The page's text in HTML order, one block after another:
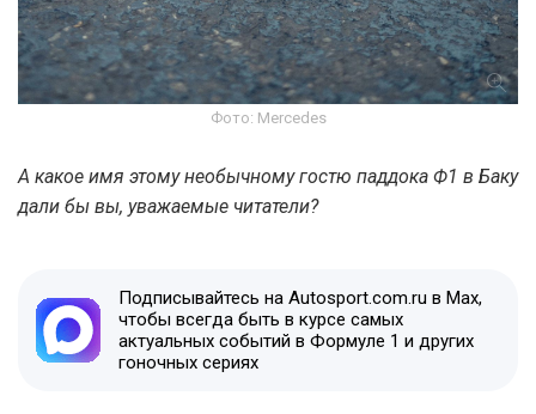
Фото: Mercedes
А какое имя этому необычному гостю паддока Ф1 в Баку
дали бы вы, уважаемые читатели?
Подписывайтесь на Autosport.com.ru в Max,
чтобы всегда быть в курсе самых
актуальных событий в Формуле 1 и других
гоночных сериях